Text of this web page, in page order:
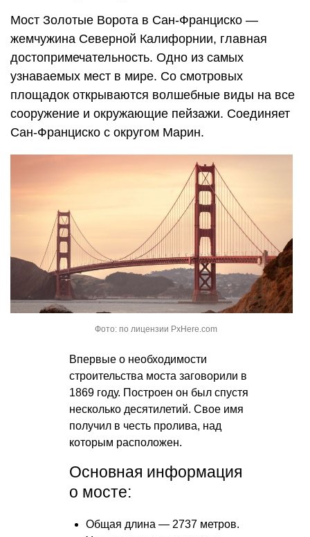
Мост Золотые Ворота в Сан-Франциско —
жемчужина Северной Калифорнии, главная
достопримечательность. Одно из самых
узнаваемых мест в мире. Со смотровых
площадок открываются волшебные виды на все
сооружение и окружающие пейзажи. Соединяет
Сан-Франциско с округом Марин.
Фото: по лицензии PxHere.com
Впервые о необходимости
строительства моста заговорили в
1869 году. Построен он был спустя
несколько десятилетий. Свое имя
получил в честь пролива, над
которым расположен.
Основная информация
о мосте:
Общая длина — 2737 метров.